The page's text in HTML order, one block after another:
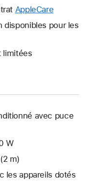
fenêtre
AppleCare
nouvelle
disponibles pour les
limitées
avec puce
W
m)
les appareils dotés